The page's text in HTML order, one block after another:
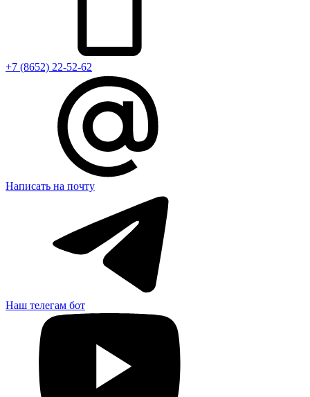
+7 (8652) 22-52-62
Написать на почту
Наш телегам бот